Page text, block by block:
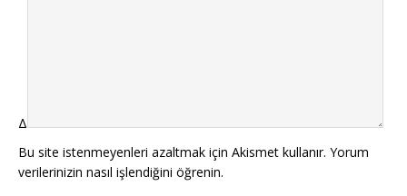
Δ
Bu site istenmeyenleri azaltmak için Akismet kullanır. Yorum
verilerinizin nasıl işlendiğini öğrenin.